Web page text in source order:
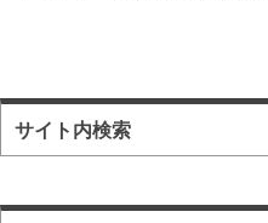
サイト内検索